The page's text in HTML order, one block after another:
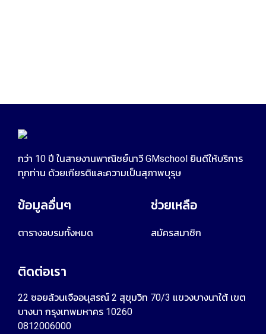
กว่า 10 ปี ในสายงานพาณิชย์นาวี GMschool ยินดีให้บริการ
ทุกท่าน ด้วยเกียรติและความเป็นสุภาพบุรุษ
ข้อมูลอื่นๆ
ตารางอบรมทั้งหมด
ช่วยเหลือ
สมัครสมาชิก
ติดต่อเรา
22 ซอยล้วนเจืออนุสรณ์ 2 สุขุมวิท 70/3 แขวงบางนาใต้ เขต
บางนา กรุงเทพมหาคร 10260
0812006000